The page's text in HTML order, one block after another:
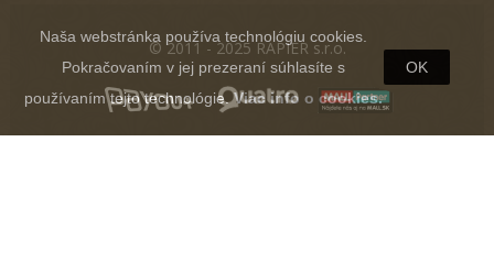
Naša webstránka používa technológiu cookies.
Pokračovaním v jej prezeraní súhlasíte s
používaním tejto technológie.Viac info o cookies.
OK
© 2011 - 2025 RAPIER s.r.o.